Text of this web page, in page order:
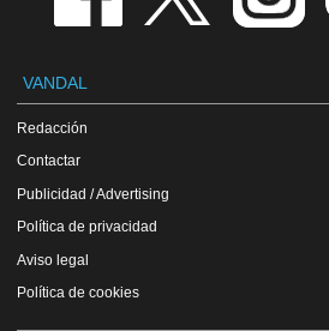
VANDAL
Redacción
Contactar
Publicidad / Advertising
Política de privacidad
Aviso legal
Política de cookies